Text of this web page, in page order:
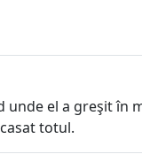
el a greşit în
totul.